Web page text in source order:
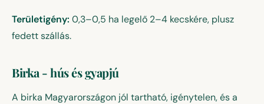
Területigény: 0,3–0,5 ha legelő 2–4 kecskére, plusz
fedett szállás.
Birka - hús és gyapjú
A birka Magyarországon jól tartható, igénytelen, és a